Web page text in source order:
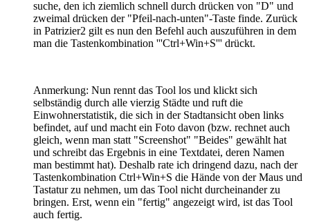
suche, den ich ziemlich schnell durch drücken von "D" und
zweimal drücken der "Pfeil-nach-unten"-Taste finde. Zurück
in Patrizier2 gilt es nun den Befehl auch auszuführen in dem
man die Tastenkombination '''Ctrl+Win+S''' drückt.
Anmerkung: Nun rennt das Tool los und klickt sich
selbständig durch alle vierzig Städte und ruft die
Einwohnerstatistik, die sich in der Stadtansicht oben links
befindet, auf und macht ein Foto davon (bzw. rechnet auch
gleich, wenn man statt "Screenshot" "Beides" gewählt hat
und schreibt das Ergebnis in eine Textdatei, deren Namen
man bestimmt hat). Deshalb rate ich dringend dazu, nach der
Tastenkombination Ctrl+Win+S die Hände von der Maus und
Tastatur zu nehmen, um das Tool nicht durcheinander zu
bringen. Erst, wenn ein "fertig" angezeigt wird, ist das Tool
auch fertig.